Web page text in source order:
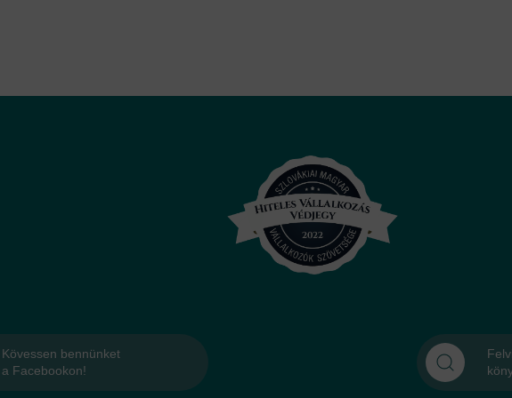
Kövessen bennünket
a Facebookon!